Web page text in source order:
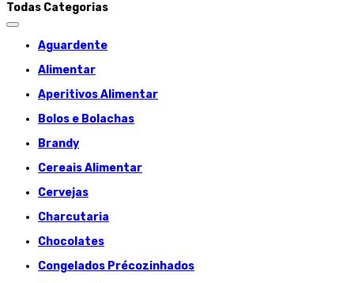
Todas Categorias
Aguardente
Alimentar
Aperitivos Alimentar
Bolos e Bolachas
Brandy
Cereais Alimentar
Cervejas
Charcutaria
Chocolates
Congelados Précozinhados